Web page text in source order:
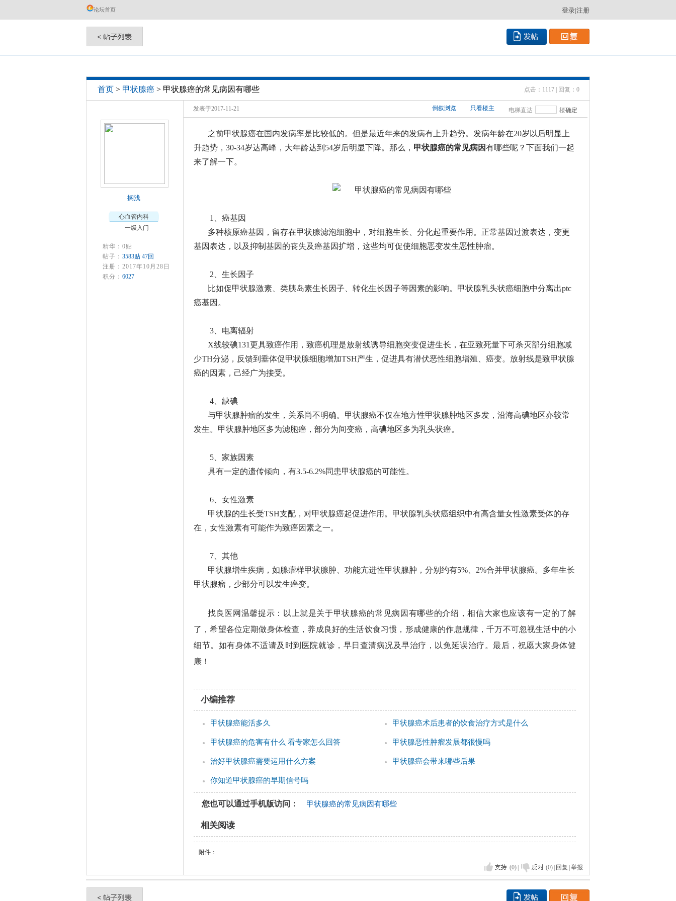
论坛首页 注册
|
登录
首页 > 甲状腺癌 > 甲状腺癌的常见病因有哪些 点击：1117 | 回复：0
搁浅
心血管内科
一级入门
精华：0贴
帖子： 3583贴 47回
注册：2017年10月28日
积分： 6027
电梯直达 楼确定
发表于2017-11-21 倒叙浏览 只看楼主
之前甲状腺癌在国内发病率是比较低的。但是最近年来的发病有上升趋势。发病年龄在20岁以后明显上
升趋势，30-34岁达高峰，大年龄达到54岁后明显下降。那么 ， 甲状腺癌的常见病因有哪些呢？ 下面我们一起
来了解一下。
1、 癌基因
多种核原癌基因，留存在甲状腺滤泡细胞中，对细胞生长、分化起重要作用。正常基因过渡表达，变更
基因表达，以及抑制基因的丧失及癌基因扩增，这些均可促使细胞恶变发生恶性肿瘤。
2、 生长因子
比如促甲状腺激素、类胰岛素生长因子、转化生长因子等因素的影响。甲状腺乳头状癌细胞中分离出ptc
癌基因。
3、 电离辐射
X线较碘131更具致癌作用，致癌机理是放射线诱导细胞突变促进生长，在亚致死量下可杀灭部分细胞减
少TH分泌，反馈到垂体促甲状腺细胞增加TSH产生，促进具有潜伏恶性细胞增殖、癌变。放射线是致甲状腺
癌的因素，己经广为接受。
4、 缺碘
与甲状腺肿瘤的发生，关系尚不明确。甲状腺癌不仅在地方性甲状腺肿地区多发，沿海高碘地区亦较常
发生。甲状腺肿地区多为滤胞癌，部分为间变癌，高碘地区多为乳头状癌。
5、 家族因素
具有一定的遗传倾向，有3.5-6.2%同患甲状腺癌的可能性。
6、 女性激素
甲状腺的生长受TSH支配，对甲状腺癌起促进作用。甲状腺乳头状癌组织中有高含量女性激素受体的存
在，女性激素有可能作为致癌因素之一。
7、 其他
甲状腺增生疾病，如腺瘤样甲状腺肿、功能亢进性甲状腺肿，分别约有5%、2%合并甲状腺癌。多年生长
甲状腺瘤，少部分可以发生癌变。
找良医网温馨提示：以上就是关于甲状腺癌的常见病因有哪些的介绍，相信大家也应该有一定的了解
了，希望各位定期做身体检查，养成良好的生活饮食习惯，形成健康的作息规律，千万不可忽视生活中的小
细节。如有身体不适请及时到医院就诊，早日查清病况及早治疗，以免延误治疗。最后，祝愿大家身体健
康！
小编推荐
甲状腺癌能活多久 甲状腺癌术后患者的饮食治疗方式是什么
甲状腺癌的危害有什么 看专家怎么回答 甲状腺恶性肿瘤发展都很慢吗
治好甲状腺癌需要运用什么方案 甲状腺癌会带来哪些后果
你知道甲状腺癌的早期信号吗
您也可以通过手机版访问： 甲状腺癌的常见病因有哪些
相关阅读
附件：
(0) (0) 回复 举报